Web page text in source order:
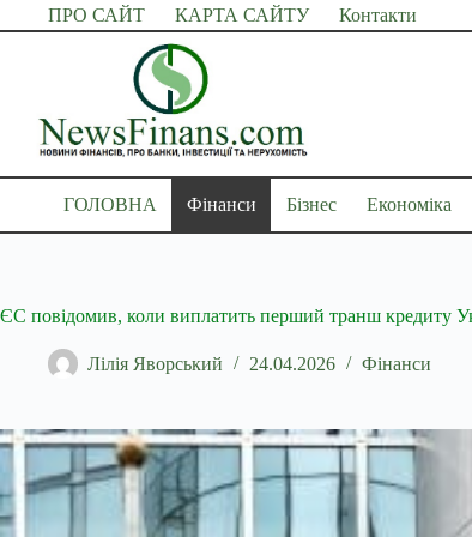
Перейти
до
ПРО САЙТ КАРТА САЙТУ Контакти
ГОЛОВНА Фінанси Бізнес Економіка
ЄС повідомив, коли виплатить перший транш кредиту
Лілія Яворський 24.04.2026 Фінанси